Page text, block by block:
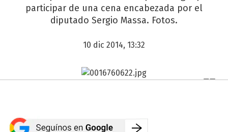
participar de una cena encabezada por el
diputado Sergio Massa. Fotos.
10 dic 2014, 13:32